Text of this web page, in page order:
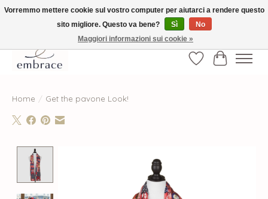
√ Versandkostenfrei ab € 40-, √ Made with Love and Happiness √Exklusiv und
nur hier im Onlineshop √high-quality & long-lasting fashion
Lista deiCarrello
Home / Get the pavone Look!
Vorremmo mettere cookie sul vostro computer per aiutarci a rendere questo
sito migliore. Questo va bene?
Sì
No
Maggiori informazioni sui cookie »